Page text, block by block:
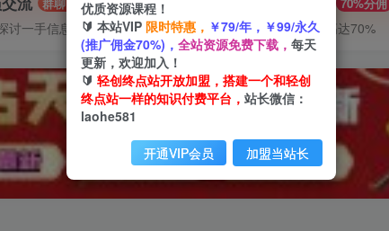
讨一手信息差 推广返佣高达70%
优质资源课程！
🔰 本站VIP 限时特惠， ￥79/年，￥99/永久
(推广佣金70%)， 全站资源免费下载， 每天
更新，欢迎加入！
🔰 轻创终点站开放加盟，搭建一个和轻创
终点站一样的知识付费平台， 站长微信：
laohe581
开通VIP会员 加盟当站长